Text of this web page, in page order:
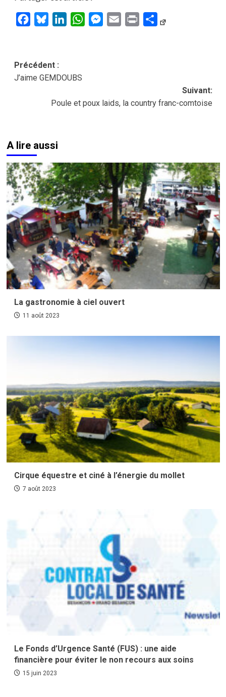
FacebookBlueskyLinkedInWhatsAppMessenger
Email Print Partager
Navigation
d’article
Précédent :
J’aime GEMDOUBS
Suivant:
Poule et poux laids, la country franc-comtoise
A lire aussi
La gastronomie à ciel ouvert
11 août 2023
Cirque équestre et ciné à l’énergie du mollet
7 août 2023
Le Fonds d’Urgence Santé (FUS) : une aide
financière pour éviter le non recours aux soins
15 juin 2023